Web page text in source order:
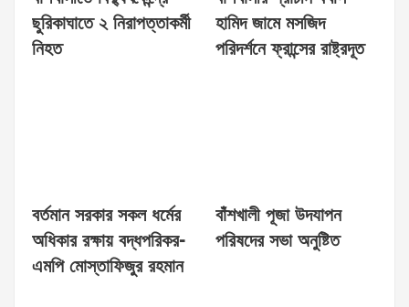
ছুরিকাঘাতে ২ নিরাপত্তাকর্মী
নিহত
হামিদ জামে মসজিদ
পরিদর্শনে ফ্রান্সের রাষ্ট্রদূত
বর্তমান সরকার সকল ধর্মের
অধিকার রক্ষায় বদ্ধপরিকর-
এমপি মোস্তাফিজুর রহমান
বাঁশখালী পূজা উদযাপন
পরিষদের সভা অনুষ্টিত